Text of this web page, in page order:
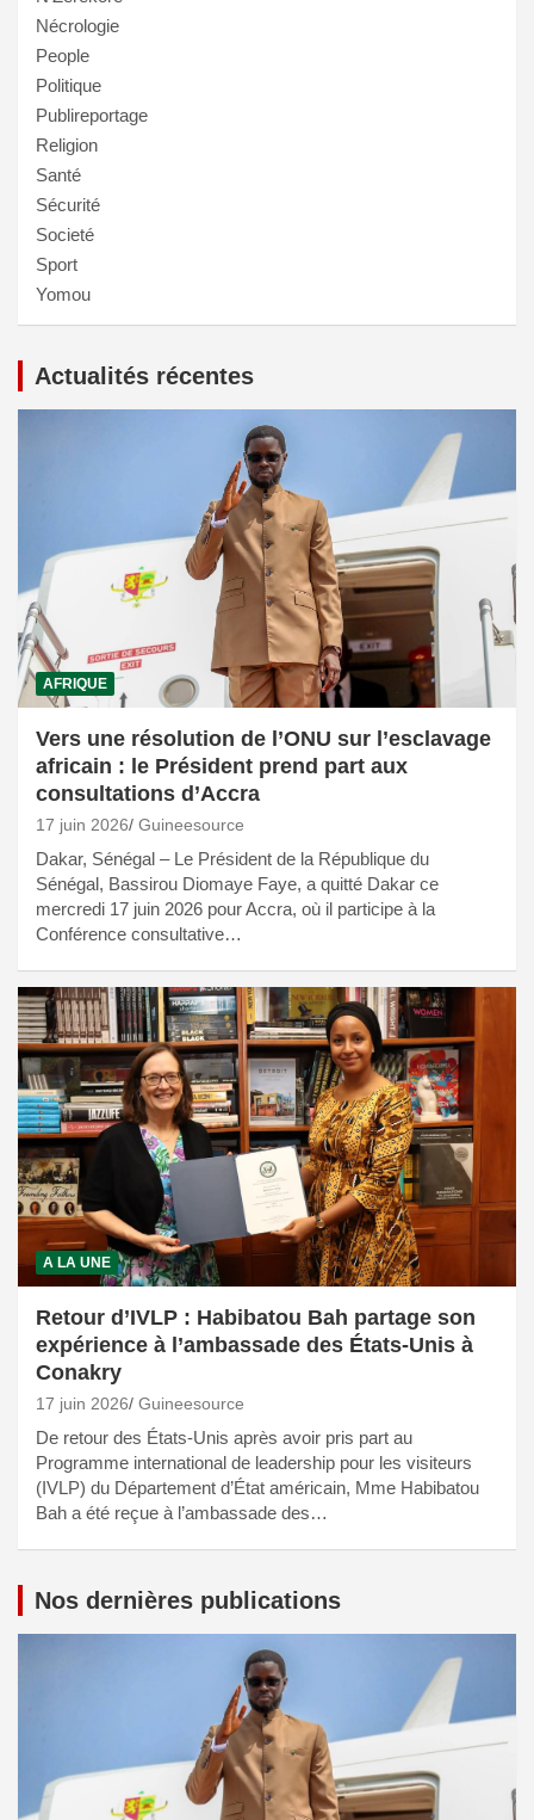
Nécrologie
People
Politique
Publireportage
Religion
Santé
Sécurité
Societé
Sport
Yomou
Actualités récentes
AFRIQUE
Vers une résolution de l’ONU sur l’esclavage
africain : le Président prend part aux
consultations d’Accra
17 juin 2026 Guineesource
Dakar, Sénégal – Le Président de la République du
Sénégal, Bassirou Diomaye Faye, a quitté Dakar ce
mercredi 17 juin 2026 pour Accra, où il participe à la
Conférence consultative…
A LA UNE
Retour d’IVLP : Habibatou Bah partage son
expérience à l’ambassade des États-Unis à
Conakry
17 juin 2026 Guineesource
De retour des États-Unis après avoir pris part au
Programme international de leadership pour les visiteurs
(IVLP) du Département d’État américain, Mme Habibatou
Bah a été reçue à l’ambassade des…
Nos dernières publications